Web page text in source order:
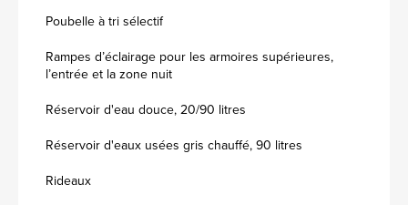
Poubelle à tri sélectif
Rampes d’éclairage pour les armoires supérieures,
l’entrée et la zone nuit
Réservoir d'eau douce, 20/90 litres
Réservoir d'eaux usées gris chauffé, 90 litres
Rideaux